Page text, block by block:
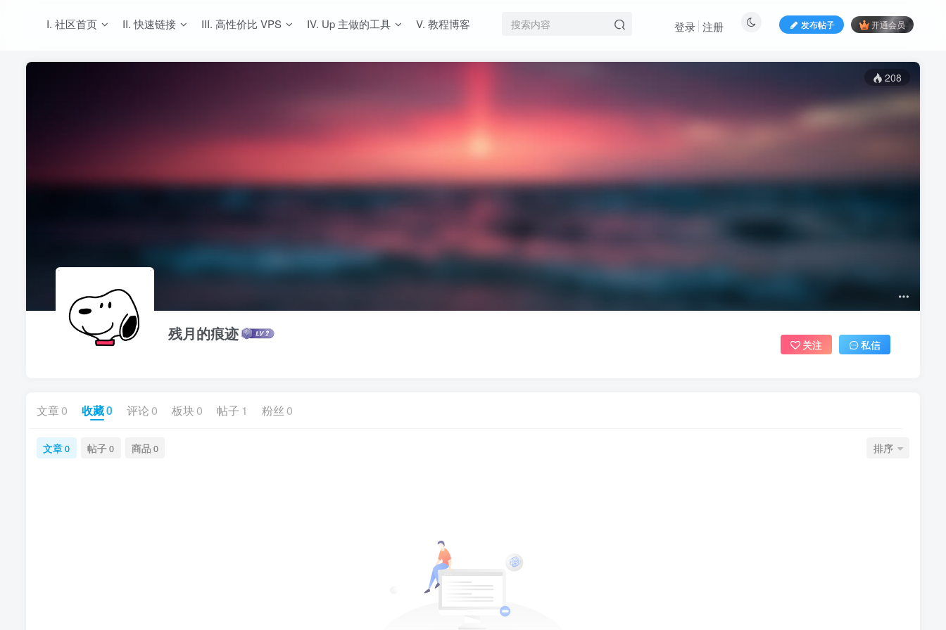
I. 社区首页 II. 快速链接 III. 高性价比 VPS IV. Up 主做的工具 V. 教程博客 发布帖子 开通会员
登录 注册
208
残月的痕迹
关注 私信
文章0 收藏0 评论 0 板块 0 帖子 1 粉丝 0
文章0 帖子0 商品 0 排序